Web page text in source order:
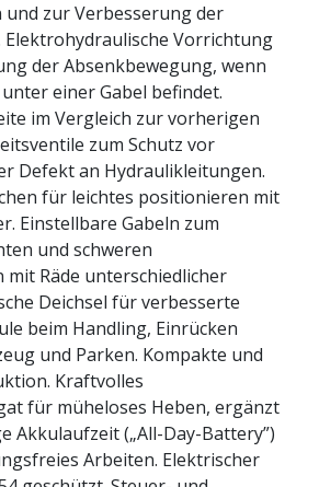
zur Verbesserung der
Vorrichtung
der Absenkbewegung, wenn
einer Gabel befindet.
im Vergleich zur vorherigen
zum Schutz vor
Defekt an Hydraulikleitungen.
für leichtes positionieren mit
Einstellbare Gabeln zum
und schweren
Räde unterschiedlicher
Deichsel für verbesserte
beim Handling, Einrücken
und Parken. Kompakte und
Kraftvolles
für müheloses Heben, ergänzt
Akkulaufzeit („All-Day-Battery”)
Arbeiten. Elektrischer